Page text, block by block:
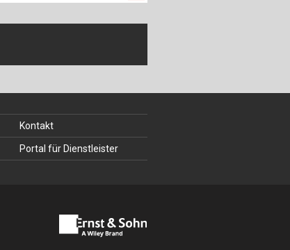
Kontakt
Portal für Dienstleister